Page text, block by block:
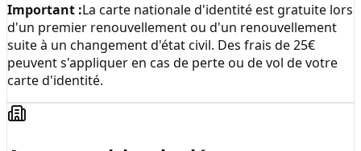
Important :La carte nationale d'identité est gratuite lors
d'un premier renouvellement ou d'un renouvellement
suite à un changement d'état civil. Des frais de 25€
peuvent s'appliquer en cas de perte ou de vol de votre
carte d'identité.